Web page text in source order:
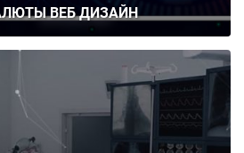
ВЕБ ДИЗАЙН